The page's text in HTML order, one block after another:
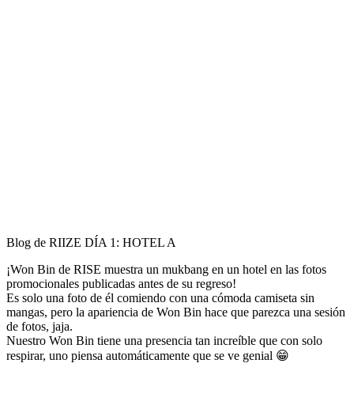
Blog de RIIZE DÍA 1: HOTEL A
¡Won Bin de RISE muestra un mukbang en un hotel en las fotos
promocionales publicadas antes de su regreso!
Es solo una foto de él comiendo con una cómoda camiseta sin
mangas, pero la apariencia de Won Bin hace que parezca una sesión
de fotos, jaja.
Nuestro Won Bin tiene una presencia tan increíble que con solo
respirar, uno piensa automáticamente que se ve genial 😁